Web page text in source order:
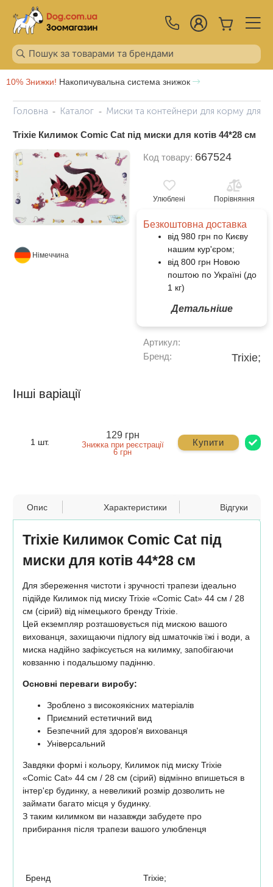
10% Знижки! Накопичувальна система знижок
Головна Каталог Миски та контейнери для корму для
Trixie Килимок Comic Cat під миски для котів 44*28 см
Німеччина
Код товару: 667524
Улюблені Порівняння
Безкоштовна доставка
від 980 грн по Києву
нашим кур'єром;
від 800 грн Новою
поштою по Україні (до
1 кг)
Детальніше
Артикул:
Бренд:
Trixie;
Інші варіації
1 шт.
129 грн
Знижка при реєстрації
6 грн
Купити
Опис Характеристики Відгуки
Trixie Килимок Comic Cat під
миски для котів 44*28 см
Для збереження чистоти і зручності трапези ідеально
підійде Килимок під миску Trixie «Comic Cat» 44 см / 28
см (сірий) від німецького бренду Trixie.
Цей екземпляр розташовується під мискою вашого
вихованця, захищаючи підлогу від шматочків їжі і води, а
миска надійно зафіксується на килимку, запобігаючи
ковзанню і подальшому падінню.
Основні переваги виробу:
Зроблено з високоякісних матеріалів
Приємний естетичний вид
Безпечний для здоров'я вихованця
Універсальний
Завдяки формі і кольору, Килимок під миску Trixie
«Comic Cat» 44 см / 28 см (сірий) відмінно впишеться в
інтер'єр будинку, а невеликий розмір дозволить не
займати багато місця у будинку.
З таким килимком ви назавжди забудете про
прибирання після трапези вашого улюбленця
Бренд Trixie;